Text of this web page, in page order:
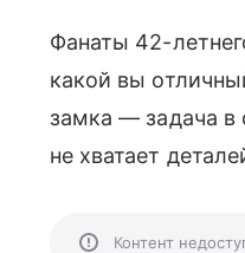
Фанаты 42-
какой вы
замка — задача в
не хватает
Контент